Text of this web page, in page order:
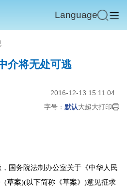
Language
介将无处可逃
2016-12-13 15:11:04
字号： 默认大超大打印
国务院法制办公室关于《中华人民
(草案)(以下简称《草案》)意见征求